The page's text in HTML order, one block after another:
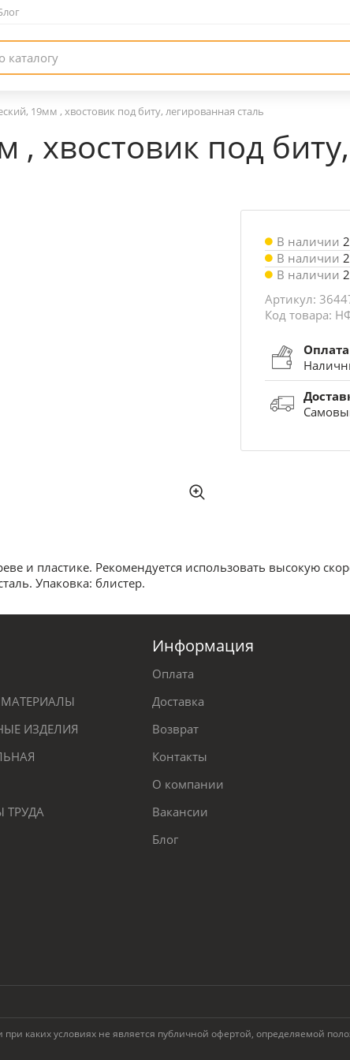
19мм , хвостовик под биту, легированная сталь
хвостовик под
В наличии 2
В наличии 2
В наличии 2
Артикул:
Код товара:
Оплата
и пластике. Рекомендуется использовать высокую
Упаковка: блистер.
ИЗДЕЛИЯ
ТРУДА
Информация
Оплата
Доставка
Возврат
Контакты
О компании
Вакансии
Блог
каких условиях не является публичной офертой, определяемой